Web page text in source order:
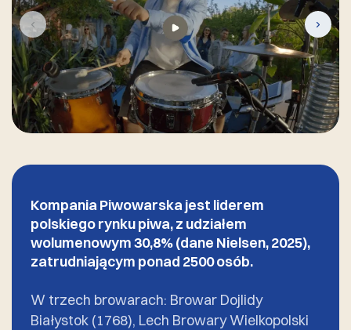
Kompania Piwowarska jest liderem
polskiego rynku piwa, z udziałem
wolumenowym 30,8% (dane Nielsen, 2025),
zatrudniającym ponad 2500 osób.
W trzech browarach: Browar Dojlidy
Białystok (1768), Lech Browary Wielkopolski